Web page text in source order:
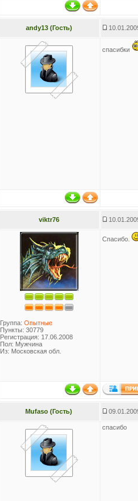
andy13 (Гость)
спасибки
viktr76
Группа: Опытные
Пункты: 30779
Регистрация: 17.06.2008
Пол: Мужчина
Из: Московская обл.
Спасибо.
Mufaso (Гость)
спасибо